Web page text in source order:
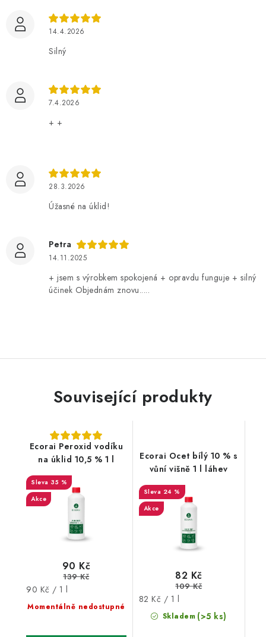
14.4.2026
Silný
7.4.2026
+ +
28.3.2026
Úžasné na úklid!
Petra
14.11.2025
+ jsem s výrobkem spokojená + opravdu funguje + silný
účinek Objednám znovu.....
Související produkty
Ecorai Peroxid vodíku
na úklid 10,5 % 1 l
35 %
Akce
Momentálně nedostupné
90 Kč
139 Kč
Měrná
cena:
90 Kč / 1 l
Ecorai Ocet bílý 10 % s
vůní višně 1 l láhev
24 %
Akce
Skladem (>5 ks)
82 Kč
109 Kč
Měrná
cena:
82 Kč / 1 l